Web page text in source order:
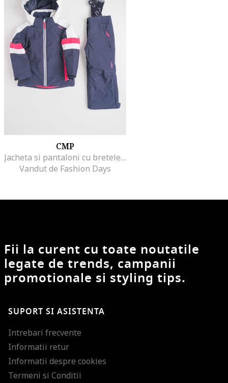
CMP
Jacheta si pantaloni cu bretele pentru schi, Fucsia/Alb murdar/Gri antracit
Vandut de Fashion Days
Fii la curent cu toate noutatile
legate de trends, campanii
promotionale si styling tips.
SUPORT SI ASISTENTA
Intrebari frecvente
Informatii retur
Informatii despre cookies
Termeni si Conditii